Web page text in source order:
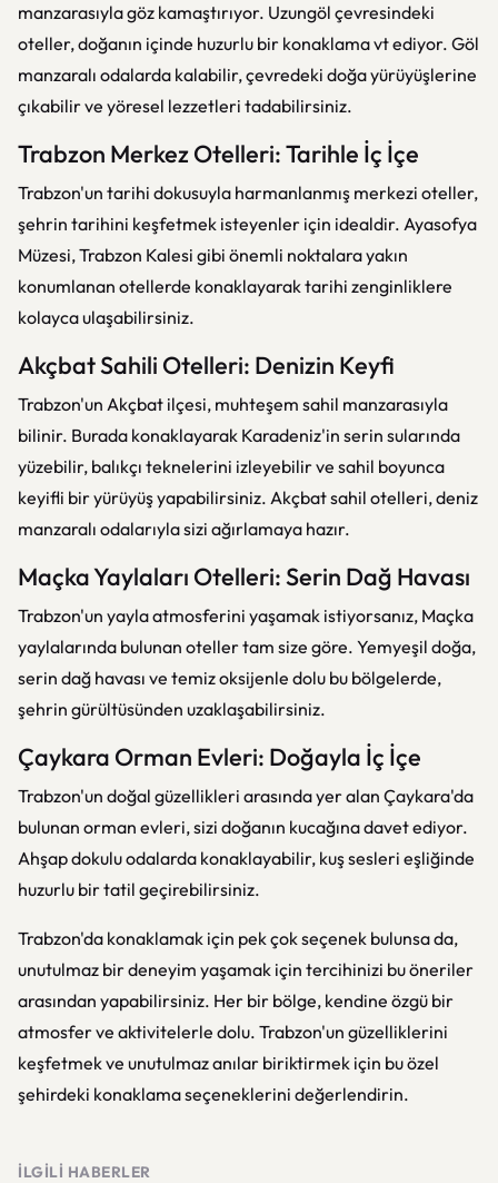
manzarasıyla göz kamaştırıyor. Uzungöl çevresindeki
oteller, doğanın içinde huzurlu bir konaklama vt ediyor. Göl
manzaralı odalarda kalabilir, çevredeki doğa yürüyüşlerine
çıkabilir ve yöresel lezzetleri tadabilirsiniz.
Trabzon Merkez Otelleri: Tarihle İç İçe
Trabzon'un tarihi dokusuyla harmanlanmış merkezi oteller,
şehrin tarihini keşfetmek isteyenler için idealdir. Ayasofya
Müzesi, Trabzon Kalesi gibi önemli noktalara yakın
konumlanan otellerde konaklayarak tarihi zenginliklere
kolayca ulaşabilirsiniz.
Akçbat Sahili Otelleri: Denizin Keyfi
Trabzon'un Akçbat ilçesi, muhteşem sahil manzarasıyla
bilinir. Burada konaklayarak Karadeniz'in serin sularında
yüzebilir, balıkçı teknelerini izleyebilir ve sahil boyunca
keyifli bir yürüyüş yapabilirsiniz. Akçbat sahil otelleri, deniz
manzaralı odalarıyla sizi ağırlamaya hazır.
Maçka Yaylaları Otelleri: Serin Dağ Havası
Trabzon'un yayla atmosferini yaşamak istiyorsanız, Maçka
yaylalarında bulunan oteller tam size göre. Yemyeşil doğa,
serin dağ havası ve temiz oksijenle dolu bu bölgelerde,
şehrin gürültüsünden uzaklaşabilirsiniz.
Çaykara Orman Evleri: Doğayla İç İçe
Trabzon'un doğal güzellikleri arasında yer alan Çaykara'da
bulunan orman evleri, sizi doğanın kucağına davet ediyor.
Ahşap dokulu odalarda konaklayabilir, kuş sesleri eşliğinde
huzurlu bir tatil geçirebilirsiniz.
Trabzon'da konaklamak için pek çok seçenek bulunsa da,
unutulmaz bir deneyim yaşamak için tercihinizi bu öneriler
arasından yapabilirsiniz. Her bir bölge, kendine özgü bir
atmosfer ve aktivitelerle dolu. Trabzon'un güzelliklerini
keşfetmek ve unutulmaz anılar biriktirmek için bu özel
şehirdeki konaklama seçeneklerini değerlendirin.
İLGILI HABERLER